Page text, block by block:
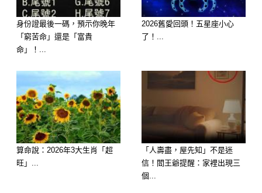
🥉 生肖虎 🐯
身份證最後一碼，預示你晚年
「窮苦命」還是「富貴
命」！...
2026舊愛回頭！五星座小心
了！...
算命說：2026年3大生肖「超
旺」...
「人壽盡，屋先知」不是迷
信！閻王爺提醒：家裡出現三
個...